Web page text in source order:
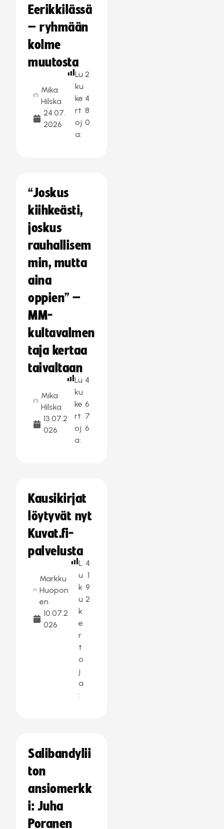
Eerikkilässä
– ryhmään
kolme
muutosta
Mika
Hilska
24.07.
2026
Lu
ku
ke
rt
oj
a:
2
4
8
0
“Joskus
kiihkeästi,
joskus
rauhallisem
min, mutta
aina
oppien” –
MM-
kultavalmen
taja kertaa
taivaltaan
Mika
Hilska
13.07.2
026
Lu
ku
ke
rt
oj
a:
4
6
7
6
Kausikirjat
löytyvät nyt
Kuvat.fi-
palvelusta
Markku
Huopon
en
10.07.2
026
L
u
k
u
k
e
r
t
o
j
a
:
4
1
9
2
Salibandylii
ton
ansiomerkk
i: Juha
Poranen